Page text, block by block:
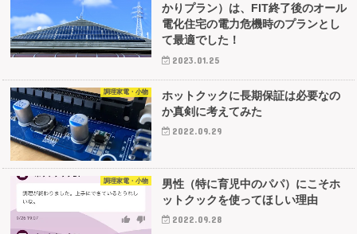
かりプラン）は、FIT終了後のオール
電化住宅の電力危機時のプランとし
て最適でした！
2023.01.25
調理家電・小物
ホットクックに長期保証は必要なの
か真剣に考えてみた
2022.09.29
調理家電・小物
男性（特に育児中のパパ）にこそホ
ットクックを使ってほしい理由
2022.09.28